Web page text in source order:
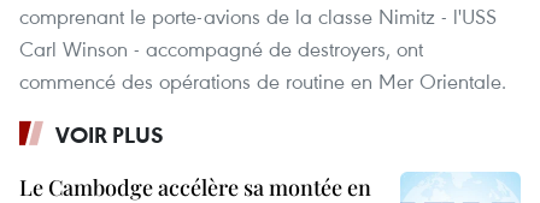
comprenant le porte-avions de la classe Nimitz - l'USS
Carl Winson - accompagné de destroyers, ont
commencé des opérations de routine en Mer Orientale.
VOIR PLUS
Le Cambodge accélère sa montée en